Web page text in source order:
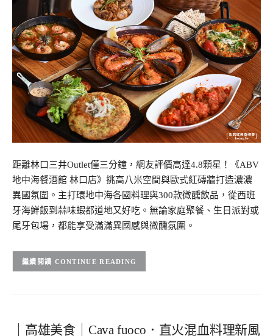
距離林口三井Outlet僅三分鐘，網友評價高達4.8顆星！《ABV
地中海餐酒館 林口店》挑高八米空間與歐式紅磚牆打造濃濃
異國氛圍。主打環地中海各國料理與300款微醺飲品，從西班
牙海鮮飯到蒜味蝦都道地又好吃。無論家庭聚餐、生日派對或
尾牙包場，都能享受滿滿異國感與微醺氛圍。
CONTINUE READING
｜高雄美食｜Cava fuoco．直火混血料理新風